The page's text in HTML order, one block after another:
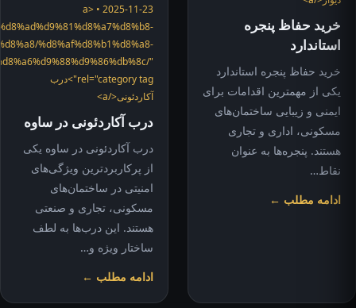
خرید حفاظ پنجره
استاندارد
خرید حفاظ پنجره استاندارد
یکی از مهمترین اقدامات برای
ایمنی و زیبایی ساختمان‌های
مسکونی، اداری و تجاری
هستند. پنجره‌ها به عنوان
نقاط…
ادامه مطلب ←
2025-11-23 • <a
%d8%af%d8%b1%d8%a8-
"
rel="category tag">درب
آکاردئونی</a>
درب آکاردئونی در ساوه
درب آکاردئونی در ساوه یکی
از پرکاربردترین ویژگی‌های
امنیتی در ساختمان‌های
مسکونی، تجاری و صنعتی
هستند. این درب‌ها به لطف
ساختار ویژه و…
ادامه مطلب ←